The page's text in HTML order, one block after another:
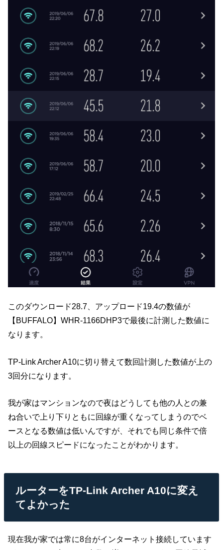
このダウンロード28.7、アップロード19.4の数値が
【BUFFALO】WHR-1166DHP3で最後に計測した数値に
なります。
TP-Link Archer A10に切り替えて数回計測した数値が上の
3回分になります。
我が家はマンションなので夜はどうしても他の人との兼
ね合いで上り下りともに回線が重くなってしまうのでベ
ースとなる数値は低いんですが、それでも同じ条件で倍
以上の回線スピードになったことがわかります。
ルーターをTP-Link Archer A10に変え
てよかった
現在我が家では常に8台がインターネット接続しています